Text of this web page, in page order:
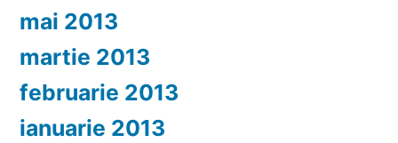
mai 2013
martie 2013
februarie 2013
ianuarie 2013